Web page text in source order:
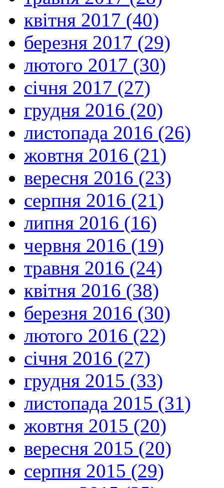
квітня 2017 (40)
березня 2017 (29)
лютого 2017 (30)
січня 2017 (27)
грудня 2016 (20)
листопада 2016 (26)
жовтня 2016 (21)
вересня 2016 (23)
серпня 2016 (21)
липня 2016 (16)
червня 2016 (19)
травня 2016 (24)
квітня 2016 (38)
березня 2016 (30)
лютого 2016 (22)
січня 2016 (27)
грудня 2015 (33)
листопада 2015 (31)
жовтня 2015 (20)
вересня 2015 (20)
серпня 2015 (29)